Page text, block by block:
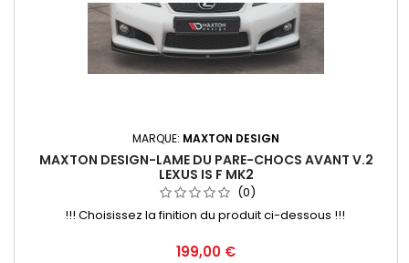
MARQUE: MAXTON DESIGN
MAXTON DESIGN-LAME DU PARE-CHOCS AVANT V.2
LEXUS IS F MK2
(0)
!!! Choisissez la finition du produit ci-dessous !!!
Prix
199,00 €